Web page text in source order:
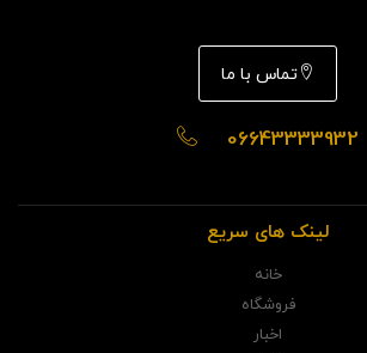
تماس با ما
06643333932
لینک های سریع
خانه
فروشگاه
اخبار